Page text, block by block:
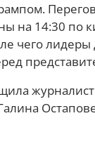
на 14:30 по
чего